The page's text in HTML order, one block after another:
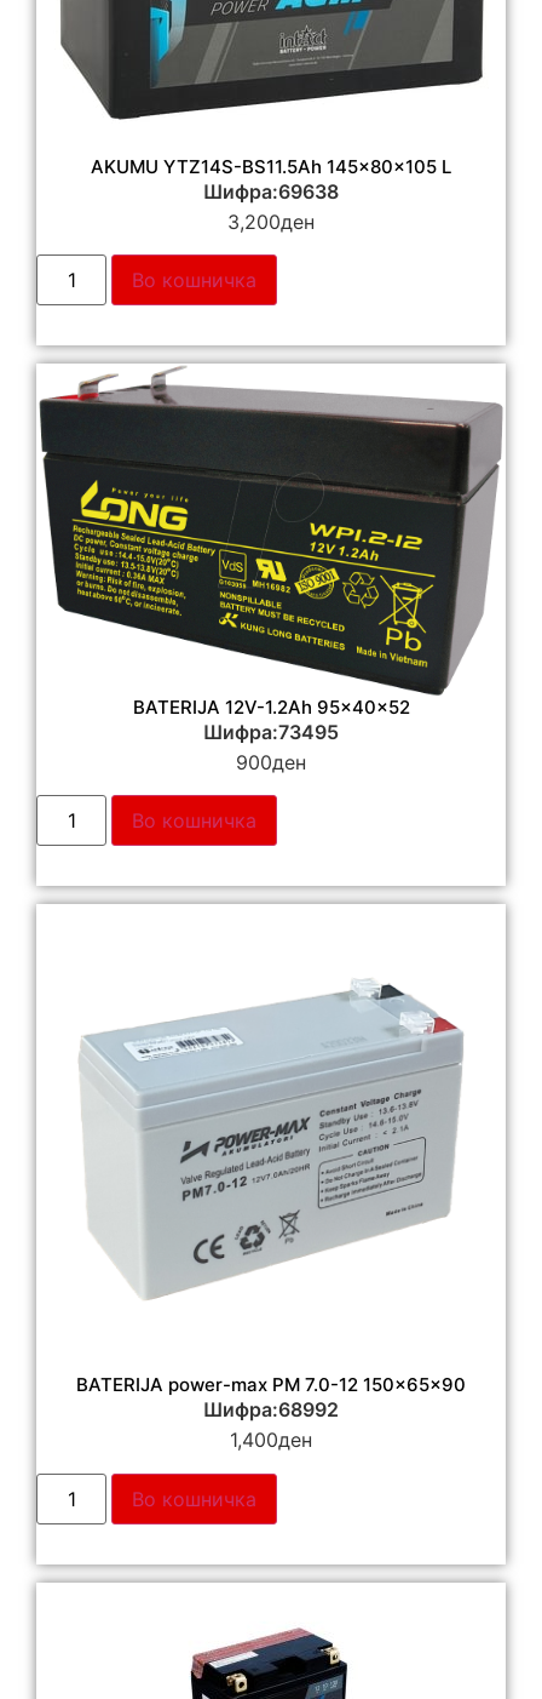
AKUMU YTZ14S-BS11.5Ah 145x80x105 L
Шифра:69638
3,200ден
Во кошничка
BATERIJA 12V-1.2Ah 95x40x52
Шифра:73495
900ден
Во кошничка
BATERIJA power-max PM 7.0-12 150x65x90
Шифра:68992
1,400ден
Во кошничка